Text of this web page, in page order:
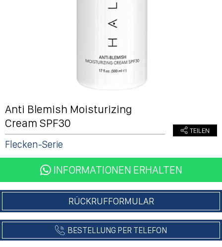
Anti Blemish Moisturizing
Cream SPF30
Flecken-Serie